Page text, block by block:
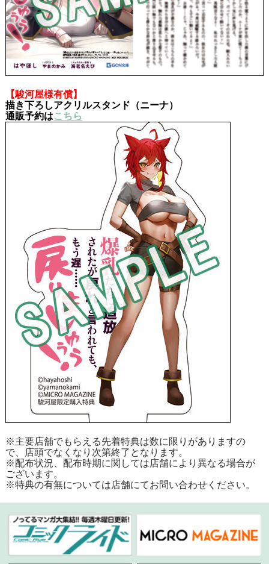
【駿河屋様有償】
描き下ろしアクリルスタンド（ニーナ）
通販予約はこちら
※主要店舗でもらえる先着特典は数に限りがありますの
で、店頭でなくなり次第終了となります。
※配布状況、配布時期に関しては店舗により異なる場合が
ございます。
※特典の有無については店舗にてお問い合わせください。